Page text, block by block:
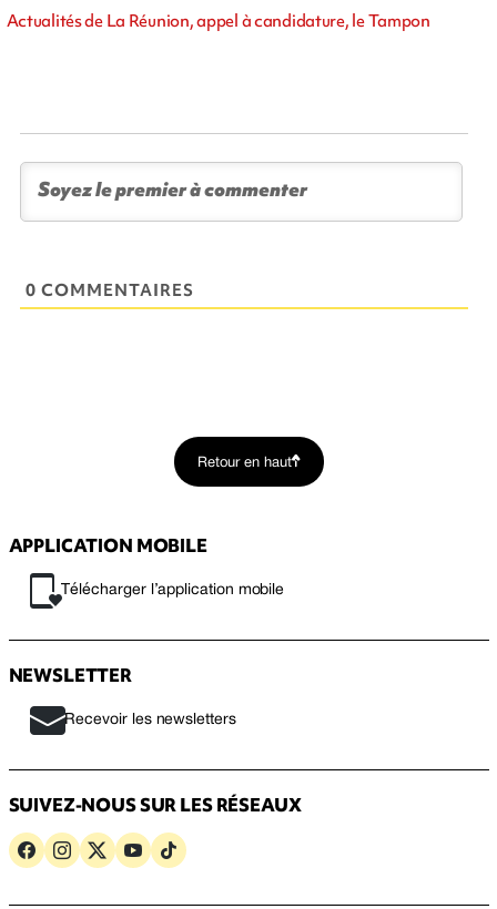
Actualités de La Réunion, appel à candidature, le Tampon
0 COMMENTAIRES
Retour en haut
APPLICATION MOBILE
Télécharger l’application mobile
NEWSLETTER
Recevoir les newsletters
SUIVEZ-NOUS SUR LES RÉSEAUX